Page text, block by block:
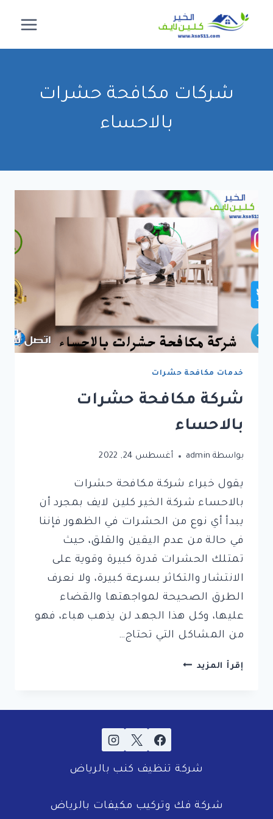
المحتوى
شركات مكافحة حشرات
بالاحساء
خدمات مكافحة حشرات
شركة مكافحة حشرات
بالاحساء
بواسطة admin أغسطس 24, 2022
يقول خبراء شركة مكافحة حشرات
بالاحساء شركة الخير كلين لايف بمجرد أن
يبدأ أي نوع من الحشرات في الظهور فإننا
في حالة من عدم اليقين والقلق، حيث
تمتلك الحشرات قدرة كبيرة وقوية على
الانتشار والتكاثر بسرعة كبيرة، ولا نعرف
الطرق الصحيحة لمواجهتها والقضاء
عليها، وكل هذا الجهد لن يذهب هباء، فهو
من المشاكل التي تحتاج…
إقرأ المزيد شركة
بالاحساء
شركة تنظيف كنب بالرياض
شركة فك وتركيب مكيفات بالرياض